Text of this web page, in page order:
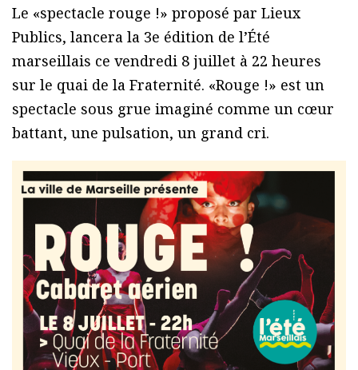
Le «spectacle rouge !» proposé par Lieux
Publics, lancera la 3e édition de l’Été
marseillais ce vendredi 8 juillet à 22 heures
sur le quai de la Fraternité. «Rouge !» est un
spectacle sous grue imaginé comme un cœur
battant, une pulsation, un grand cri.